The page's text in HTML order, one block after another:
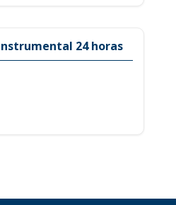
24 horas